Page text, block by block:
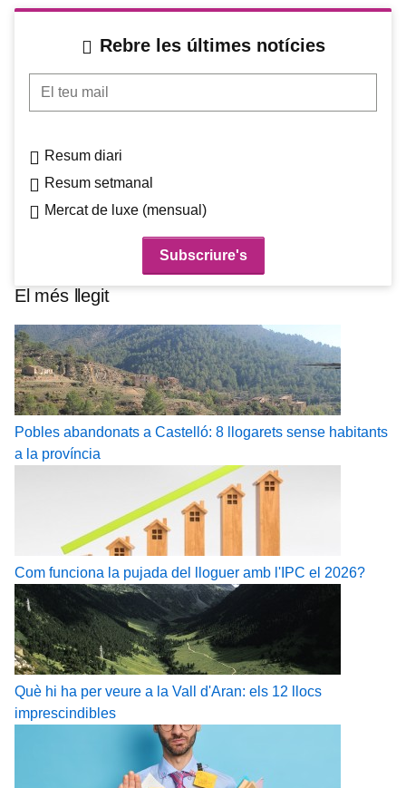
Rebre les últimes notícies
El teu mail
Resum diari
Resum setmanal
Mercat de luxe (mensual)
El més llegit
Pobles abandonats a Castelló: 8 llogarets sense habitants
a la província
Com funciona la pujada del lloguer amb l'IPC el 2026?
Què hi ha per veure a la Vall d'Aran: els 12 llocs
imprescindibles